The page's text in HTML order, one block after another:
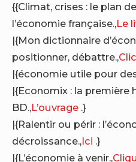
{{Climat, crises : le plan
l’économie française.,Le
|{Mon dictionnaire
positionner, débattre.,
|{économie utile pour
|{Economix : la première
BD.,L’ouvrage .}
|{Ralentir ou périr :
décroissance.,Ici .}
|{L’économie à venir.,